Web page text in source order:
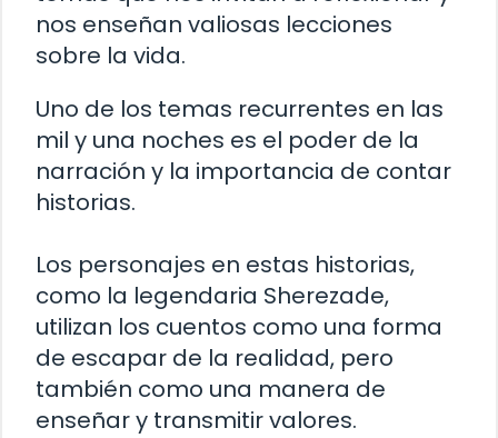
nos enseñan valiosas lecciones
sobre la vida.
Uno de los temas recurrentes en las
mil y una noches es el poder de la
narración y la importancia de contar
historias.
Los personajes en estas historias,
como la legendaria Sherezade,
utilizan los cuentos como una forma
de escapar de la realidad, pero
también como una manera de
enseñar y transmitir valores.